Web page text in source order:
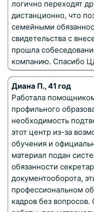
логично переходят
дистанционно, что
семейными
свидетельства с
прошла
компанию. Спасибо
Диана П., 41 год
Работала
профильного
необходимость
этот центр из-за
обучения и
материал подан
обязанности
документооборота,
профессиональном
кадров без